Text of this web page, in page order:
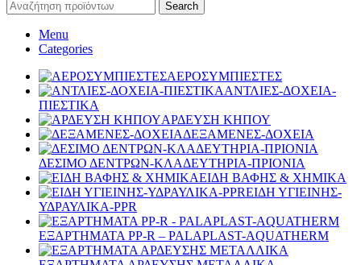
Search
Menu
Categories
ΑΕΡΟΣΥΜΠΙΕΣΤΕΣ
ΑΝΤΛΙΕΣ-ΔΟΧΕΙΑ-
ΠΙΕΣΤΙΚΑ
ΑΡΔΕΥΣΗ ΚΗΠΟΥ
ΔΕΞΑΜΕΝΕΣ-ΔΟΧΕΙΑ
ΔΕΣΙΜΟ ΔΕΝΤΡΩΝ-ΚΛΑΔΕΥΤΗΡΙΑ-ΠΡΙΟΝΙΑ
ΕΙΔΗ ΒΑΦΗΣ & ΧΗΜΙΚΑ
ΕΙΔΗ ΥΓΙΕΙΝΗΣ-
ΥΔΡΑΥΛΙΚΑ-PPR
ΕΞΑΡΤΗΜΑΤΑ PP-R – PALAPLAST-AQUATHERM